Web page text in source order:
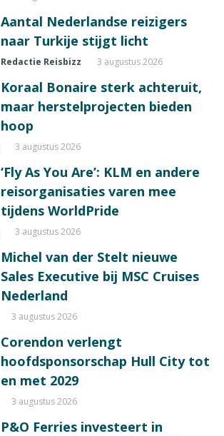
Aantal Nederlandse reizigers
naar Turkije stijgt licht
Redactie Reisbizz 3 augustus 2026
Koraal Bonaire sterk achteruit,
maar herstelprojecten bieden
hoop
3 augustus 2026
‘Fly As You Are’: KLM en andere
reisorganisaties varen mee
tijdens WorldPride
3 augustus 2026
Michel van der Stelt nieuwe
Sales Executive bij MSC Cruises
Nederland
3 augustus 2026
Corendon verlengt
hoofdsponsorschap Hull City tot
en met 2029
3 augustus 2026
P&O Ferries investeert in